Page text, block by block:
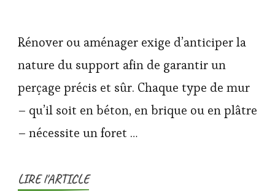
Rénover ou aménager exige d’anticiper la
nature du support afin de garantir un
perçage précis et sûr. Chaque type de mur
– qu’il soit en béton, en brique ou en plâtre
– nécessite un foret …
LIRE l'ARTICLE